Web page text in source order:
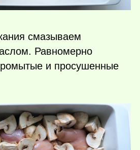
смазываем
Равномерно
и просушенные